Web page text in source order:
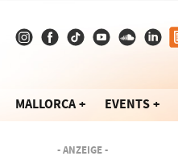
MALLORCA EVENTS
- ANZEIGE -